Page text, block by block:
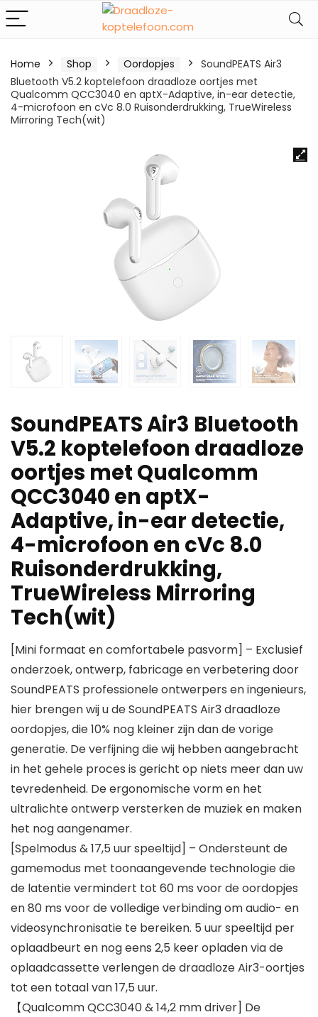
Home Shop Oordopjes
SoundPEATS Air3
Bluetooth V5.2 koptelefoon draadloze oortjes met
Qualcomm QCC3040 en aptX-Adaptive, in-ear detectie,
4-microfoon en cVc 8.0 Ruisonderdrukking, TrueWireless
Mirroring Tech(wit)
SoundPEATS Air3 Bluetooth
V5.2 koptelefoon draadloze
oortjes met Qualcomm
QCC3040 en aptX-
Adaptive, in-ear detectie,
4-microfoon en cVc 8.0
Ruisonderdrukking,
TrueWireless Mirroring
Tech(wit)
[Mini formaat en comfortabele pasvorm] – Exclusief
onderzoek, ontwerp, fabricage en verbetering door
SoundPEATS professionele ontwerpers en ingenieurs,
hier brengen wij u de SoundPEATS Air3 draadloze
oordopjes, die 10% nog kleiner zijn dan de vorige
generatie. De verfijning die wij hebben aangebracht
in het gehele proces is gericht op niets meer dan uw
tevredenheid. De ergonomische vorm en het
ultralichte ontwerp versterken de muziek en maken
het nog aangenamer.
[Spelmodus & 17,5 uur speeltijd] – Ondersteunt de
gamemodus met toonaangevende technologie die
de latentie vermindert tot 60 ms voor de oordopjes
en 80 ms voor de volledige verbinding om audio- en
videosynchronisatie te bereiken. 5 uur speeltijd per
oplaadbeurt en nog eens 2,5 keer opladen via de
oplaadcassette verlengen de draadloze Air3-oortjes
tot een totaal van 17,5 uur.
【Qualcomm QCC3040 & 14,2 mm driver] De